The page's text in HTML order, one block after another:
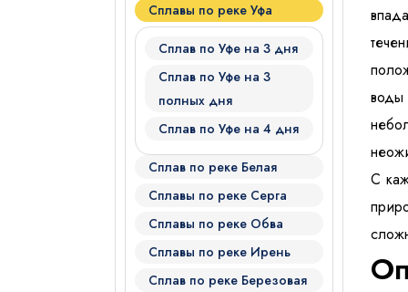
Сплавы по реке Уфа
Сплав по Уфе на 3 дня
Сплав по Уфе на 3
полных дня
Сплав по Уфе на 4 дня
Сплав по реке Белая
Сплавы по реке Серга
Сплавы по реке Обва
Сплавы по реке Ирень
Сплав по реке Березовая
воды
С